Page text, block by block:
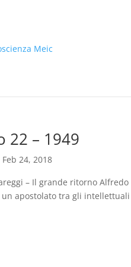
22 – 1949
Feb 24, 2018
– Il grande ritorno
un apostolato tra gli